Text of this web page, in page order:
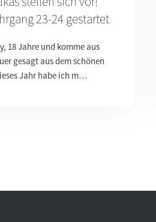
23-24 gestartet
18 Jahre und komme aus
gesagt aus dem schönen
Jahr habe ich m…